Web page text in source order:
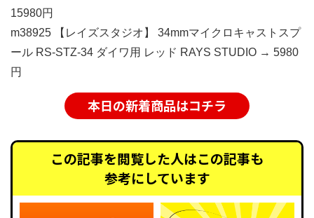
15980円
m38925 【レイズスタジオ】 34mmマイクロキャストスプ
ール RS-STZ-34 ダイワ用 レッド RAYS STUDIO → 5980
円
本日の新着商品はコチラ
この記事を閲覧した人はこの記事も
参考にしています